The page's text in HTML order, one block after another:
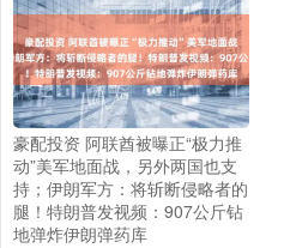
豪配投资 阿联酋被曝正“极力推
动”美军地面战，另外两国也支
持；伊朗军方：将斩断侵略者的
腿！特朗普发视频：907公斤钻
地弹炸伊朗弹药库